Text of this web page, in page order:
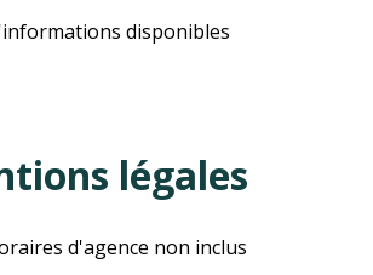
disponibles
légales
d'agence non inclus